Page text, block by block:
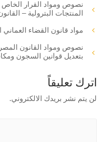
نصوص ومواد القرار الخاص
المنتجات البترولية –
مواد قانون القضاء
بتعديل قوانين السجون
اترك تعليقاً
لن يتم نشر بريدك الالكتروني.